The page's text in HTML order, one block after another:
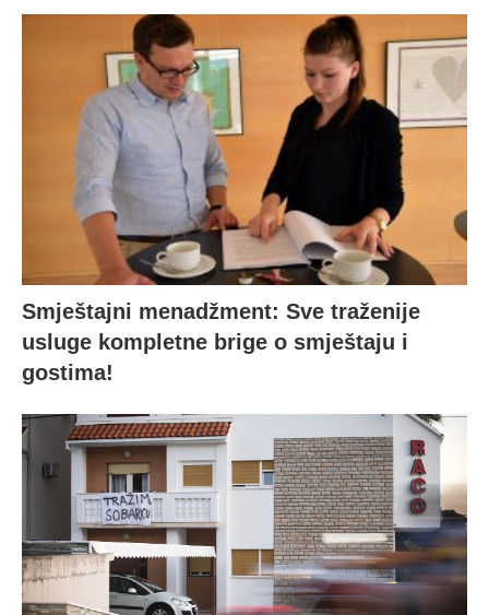
Smještajni menadžment: Sve traženije
usluge kompletne brige o smještaju i
gostima!